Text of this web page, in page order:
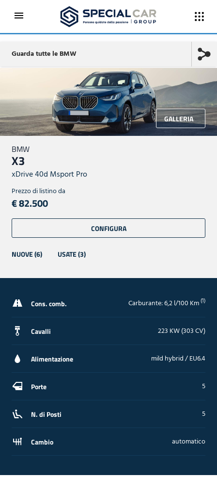
Guarda tutte le BMW
GALLERIA
BMW
X3
xDrive 40d Msport Pro
Prezzo di listino da
€ 82.500
CONFIGURA
NUOVE (6) USATE (3)
Cons. comb. Carburante: 6,2 l/100 Km(1)
Cavalli 223 KW (303 CV)
Alimentazione mild hybrid / EU6.4
Porte 5
N. di Posti 5
Cambio automatico